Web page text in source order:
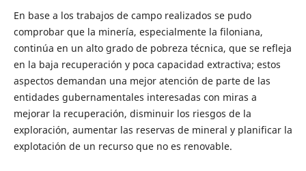
En base a los trabajos de campo realizados se pudo
comprobar que la minería, especialmente la filoniana,
continúa en un alto grado de pobreza técnica, que se refleja
en la baja recuperación y poca capacidad extractiva; estos
aspectos demandan una mejor atención de parte de las
entidades gubernamentales interesadas con miras a
mejorar la recuperación, disminuir los riesgos de la
exploración, aumentar las reservas de mineral y planificar la
explotación de un recurso que no es renovable.